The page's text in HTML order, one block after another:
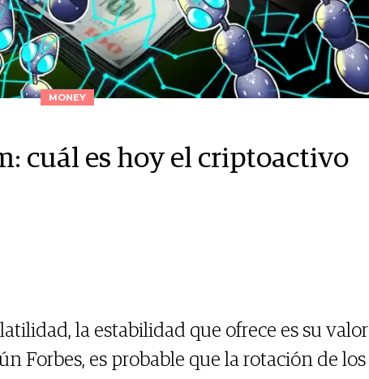
MONEY
cuál es hoy el criptoactivo
la estabilidad que ofrece es su valor
Forbes, es probable que la rotación de los